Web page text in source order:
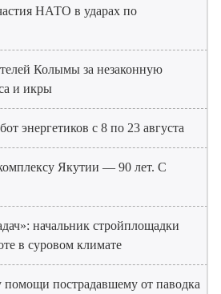
НАТО в ударах по
Колымы за незаконную
и икры
энергетиков с 8 по 23 августа
Якутии — 90 лет. С
начальник стройплощадки
в суровом климате
помощи пострадавшему от паводка